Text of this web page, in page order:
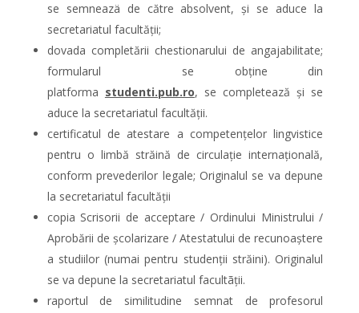
se semneazä de către absolvent, și se aduce la
secretariatul facultății;
dovada completării chestionarului de angajabilitate;
formularul se obține din
platforma studenti.pub.ro, se completează și se
aduce la secretariatul facultății.
certificatul de atestare a competențelor lingvistice
pentru o limbă străină de circulație internațională,
conform prevederilor legale; Originalul se va depune
la secretariatul facultății
copia Scrisorii de acceptare / Ordinului Ministrului /
Aprobării de școlarizare / Atestatului de recunoaștere
a studiilor (numai pentru studenții străini). Originalul
se va depune la secretariatul facultãții.
raportul de similitudine semnat de profesorul